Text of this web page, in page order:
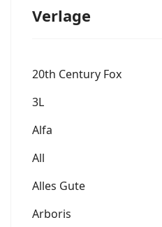
Verlage
20th Century Fox
3L
Alfa
All
Alles Gute
Arboris